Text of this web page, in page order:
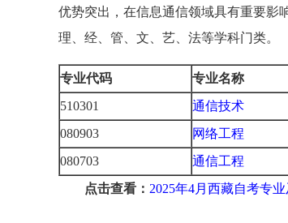
优势突出，在信息通信领域具有重要影
理、经、管、文、艺、法等学科门类。
专业代码 专业名称
510301
通信技术
080903
网络工程
080703
通信工程
点击查看： 2025年4月西藏自考专